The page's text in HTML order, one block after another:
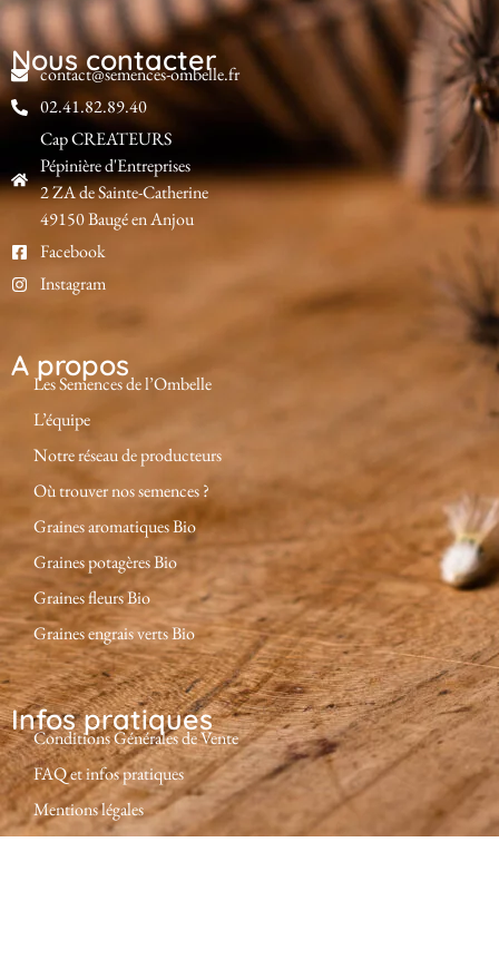
Nous contacter
contact@semences-ombelle.fr
02.41.82.89.40
Cap CREATEURS
Pépinière d'Entreprises
2 ZA de Sainte-Catherine
49150 Baugé en Anjou
Facebook
Instagram
A propos
Les Semences de l’Ombelle
L’équipe
Notre réseau de producteurs
Où trouver nos semences ?
Graines aromatiques Bio
Graines potagères Bio
Graines fleurs Bio
Graines engrais verts Bio
Infos pratiques
Conditions Générales de Vente
FAQ et infos pratiques
Mentions légales